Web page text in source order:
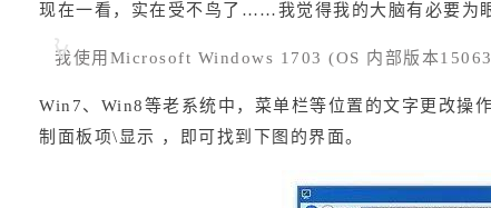
现在一看，实在受不鸟了……我觉得我的大脑有必要为
我使用Microsoft Windows 1703 (OS 内部版本
Win7、Win8等老系统中，菜单栏等位置的文字更改操
制面板项\显示 ，即可找到下图的界面。